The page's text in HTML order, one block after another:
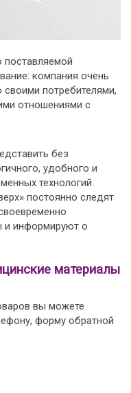
поставляемой
компания очень
потребителями,
отношениями с
без
удобного и
технологий.
постоянно следят
и информируют о
материалы
вы можете
форму обратной